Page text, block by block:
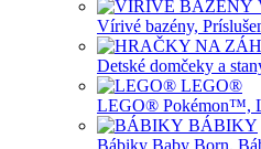
Vírivé bazény,
Detské domčeky a
LEGO®
LEGO® Pokémon™,
BÁBIKY
Bábiky Baby Born,